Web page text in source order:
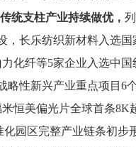
传统支柱产业持续做优，
，长乐纺织新材料入选
化纤等5家企业入选中
略性新兴产业重点项目 6
恒美偏光片全球首条
化园区完整产业链条初步